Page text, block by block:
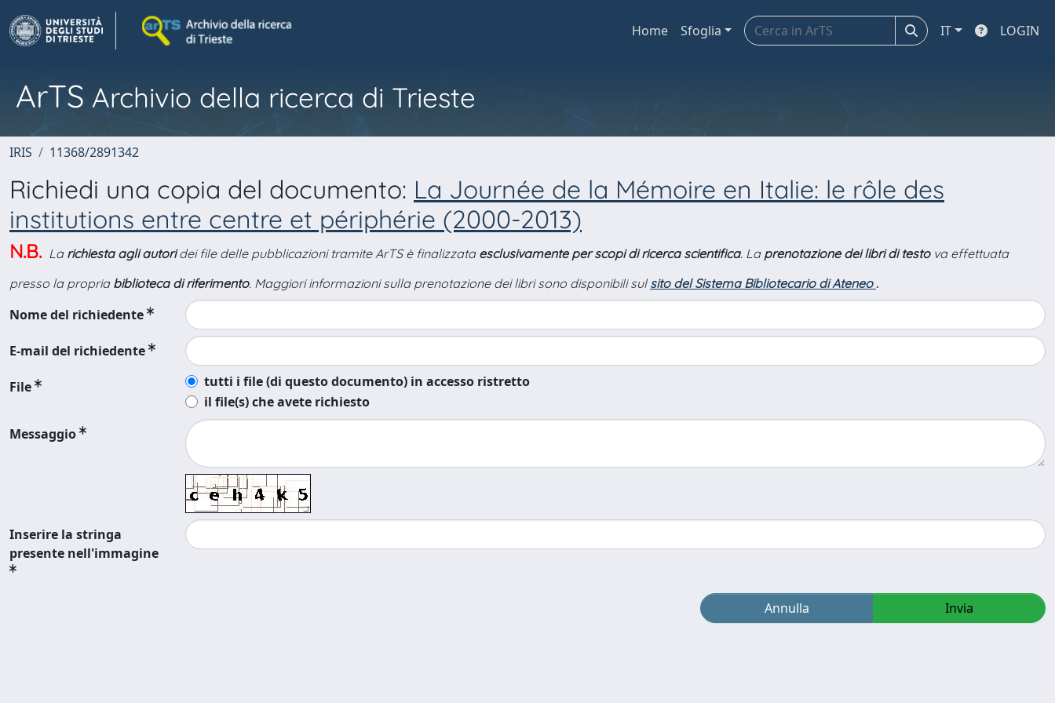
Home Sfoglia IT LOGIN
ArTS Archivio della ricerca di Trieste
IRIS 11368/2891342
Richiedi una copia del documento: La Journée de la Mémoire en Italie: le rôle des
institutions entre centre et périphérie (2000-2013)
N.B. La richiesta agli autoridei file delle pubblicazioni tramite ArTS è finalizzata esclusivamente per scopi di ricerca scientifica. La prenotazione dei libri di testova effettuata
presso la propria biblioteca di riferimento. Maggiori informazioni sulla prenotazione dei libri sono disponibili sul sito del Sistema Bibliotecario di Ateneo .
Nome del richiedente
E-mail del richiedente
File
tutti i file (di questo documento) in accesso ristretto
il file(s) che avete richiesto
Messaggio
Inserire la stringa
presente nell'immagine
Annulla Invia